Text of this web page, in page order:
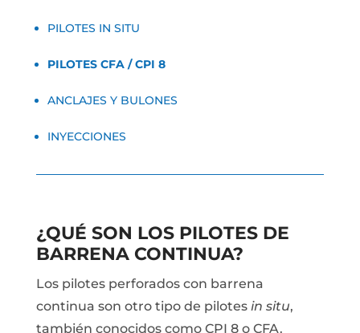
PILOTES IN SITU
PILOTES CFA / CPI 8
ANCLAJES Y BULONES
INYECCIONES
¿QUÉ SON LOS PILOTES DE
BARRENA CONTINUA?
Los pilotes perforados con barrena
continua son otro tipo de pilotes in situ,
también conocidos como CPI 8 o CFA.